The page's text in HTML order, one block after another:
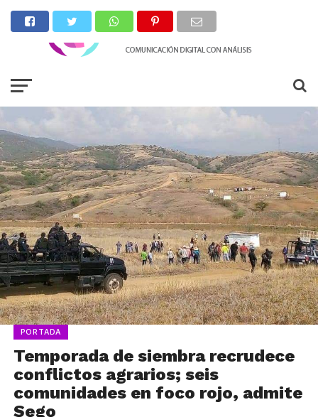
PORTADA
Temporada de siembra recrudece
conflictos agrarios; seis
comunidades en foco rojo, admite
Sego